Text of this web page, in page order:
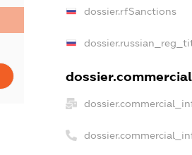
dossier.rfSanctions